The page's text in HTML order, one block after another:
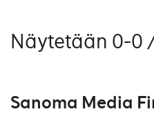
Näytetään 0-0
Sanoma Media